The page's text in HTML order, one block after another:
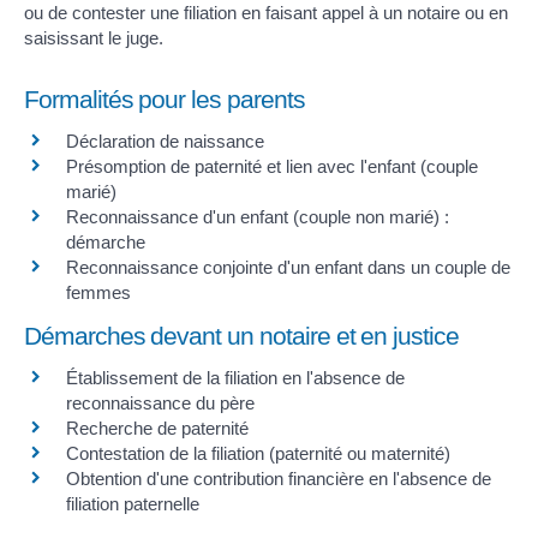
ou de contester une filiation en faisant appel à un notaire ou en
saisissant le juge.
Formalités pour les parents
Déclaration de naissance
Présomption de paternité et lien avec l'enfant (couple
marié)
Reconnaissance d'un enfant (couple non marié) :
démarche
Reconnaissance conjointe d'un enfant dans un couple de
femmes
Démarches devant un notaire et en justice
Établissement de la filiation en l'absence de
reconnaissance du père
Recherche de paternité
Contestation de la filiation (paternité ou maternité)
Obtention d'une contribution financière en l'absence de
filiation paternelle